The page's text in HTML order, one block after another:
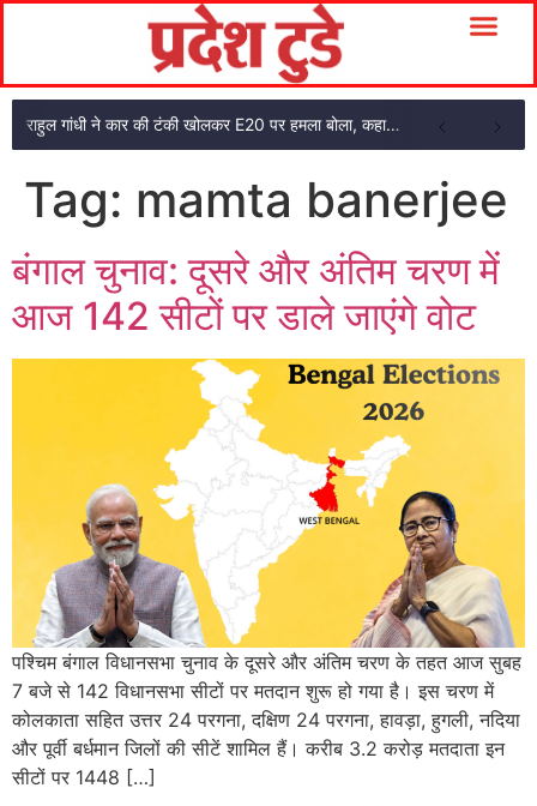
राहुल गांधी ने कार की टंकी खोलकर E20 पर हमला बोला, कहा- पूरी दाल ही काली है
Tag: mamta banerjee
बंगाल चुनाव: दूसरे और अंतिम चरण में
आज 142 सीटों पर डाले जाएंगे वोट
पश्चिम बंगाल विधानसभा चुनाव के दूसरे और अंतिम चरण के तहत आज सुबह
7 बजे से 142 विधानसभा सीटों पर मतदान शुरू हो गया है। इस चरण में
कोलकाता सहित उत्तर 24 परगना, दक्षिण 24 परगना, हावड़ा, हुगली, नदिया
और पूर्वी बर्धमान जिलों की सीटें शामिल हैं। करीब 3.2 करोड़ मतदाता इन
सीटों पर 1448 […]